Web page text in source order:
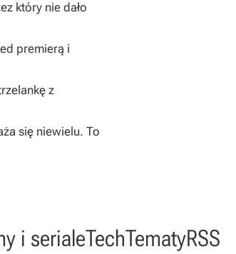
który nie dało
premierą i
z
się niewielu. To
i serialeTechTematyRSS